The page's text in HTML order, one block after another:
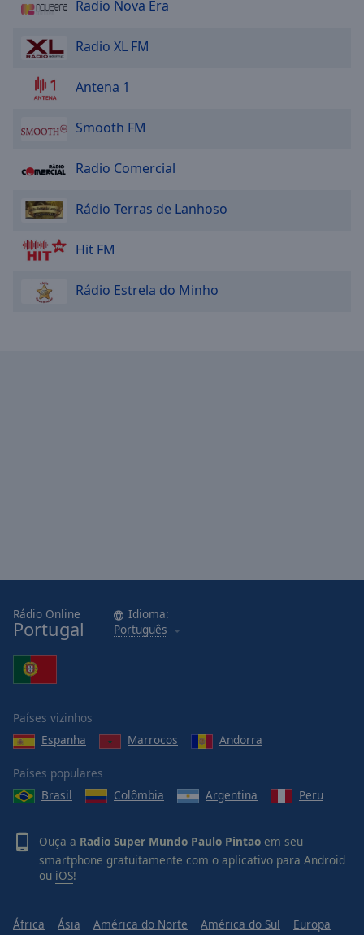
Radio Nova Era
Radio XL FM
Antena 1
Smooth FM
Radio Comercial
Rádio Terras de Lanhoso
Hit FM
Rádio Estrela do Minho
Rádio Online
Portugal
Idioma:
Português
Países vizinhos
Espanha
Marrocos Andorra
Países populares
Brasil
Colômbia Argentina Peru
Ouça a Radio Super Mundo Paulo Pintao em seu
smartphone gratuitamente com o aplicativo para Android
ou iOS!
África Ásia América do Norte América do Sul Europa